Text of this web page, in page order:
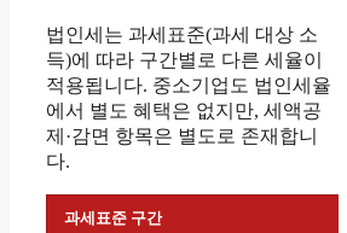
법인세는 과세표준(과세 대상 소
득)에 따라 구간별로 다른 세율이
적용됩니다. 중소기업도 법인세율
에서 별도 혜택은 없지만, 세액공
제·감면 항목은 별도로 존재합니
다.
과세표준 구간